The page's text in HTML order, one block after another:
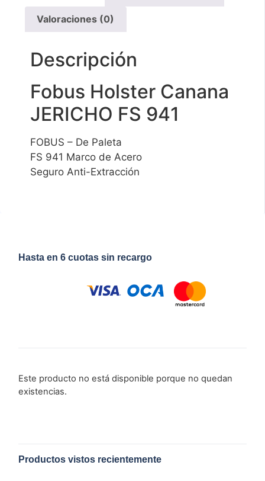
Valoraciones (0)
Descripción
Fobus Holster Canana
JERICHO FS 941
FOBUS – De Paleta
FS 941 Marco de Acero
Seguro Anti-Extracción
Hasta en 6 cuotas sin recargo
Este producto no está disponible porque no quedan
existencias.
Productos vistos recientemente